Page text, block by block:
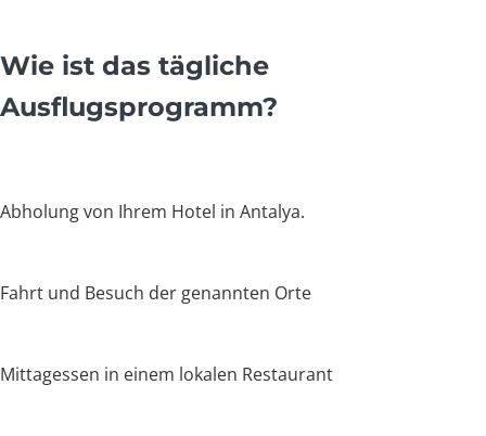
Wie ist das tägliche
Ausflugsprogramm?
Abholung von Ihrem Hotel in Antalya.
Fahrt und Besuch der genannten Orte
Mittagessen in einem lokalen Restaurant